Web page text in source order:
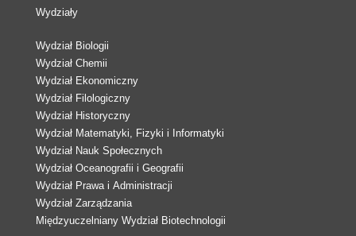
Wydziały
Wydział Biologii
Wydział Chemii
Wydział Ekonomiczny
Wydział Filologiczny
Wydział Historyczny
Wydział Matematyki, Fizyki i Informatyki
Wydział Nauk Społecznych
Wydział Oceanografii i Geografii
Wydział Prawa i Administracji
Wydział Zarządzania
Międzyuczelniany Wydział Biotechnologii